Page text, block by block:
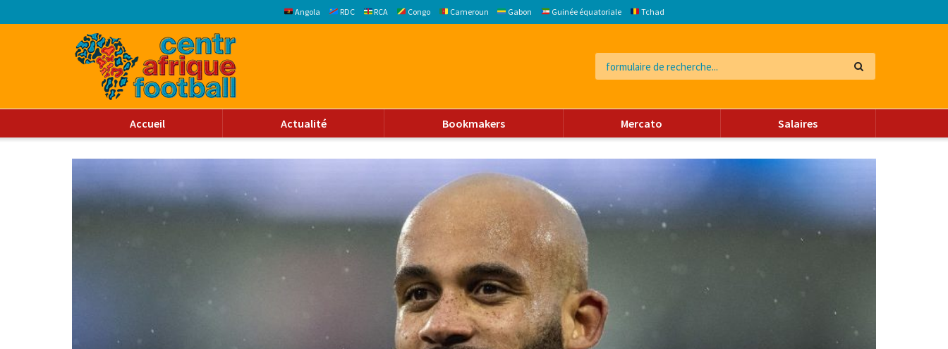
Angola RDC RCA Congo Cameroun Gabon Guinée équatoriale Tchad
Accueil Actualité Bookmakers Mercato Salaires